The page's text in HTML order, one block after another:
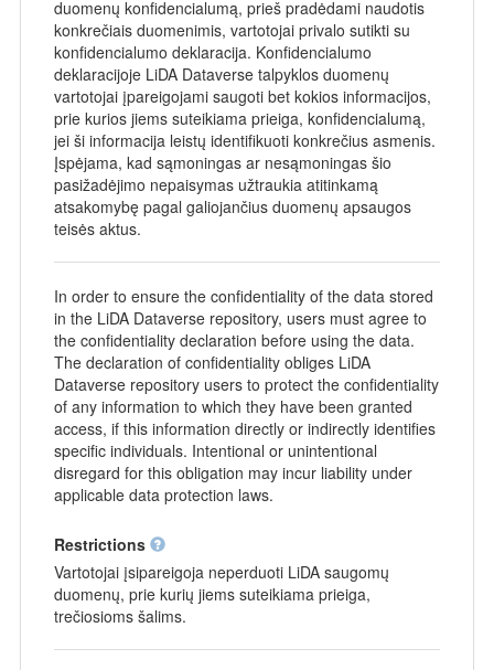
duomenų konfidencialumą, prieš pradėdami naudotis
konkrečiais duomenimis, vartotojai privalo sutikti su
konfidencialumo deklaracija. Konfidencialumo
deklaracijoje LiDA Dataverse talpyklos duomenų
vartotojai įpareigojami saugoti bet kokios informacijos,
prie kurios jiems suteikiama prieiga, konfidencialumą,
jei ši informacija leistų identifikuoti konkrečius asmenis.
Įspėjama, kad sąmoningas ar nesąmoningas šio
pasižadėjimo nepaisymas užtraukia atitinkamą
atsakomybę pagal galiojančius duomenų apsaugos
teisės aktus.
In order to ensure the confidentiality of the data stored
in the LiDA Dataverse repository, users must agree to
the confidentiality declaration before using the data.
The declaration of confidentiality obliges LiDA
Dataverse repository users to protect the confidentiality
of any information to which they have been granted
access, if this information directly or indirectly identifies
specific individuals. Intentional or unintentional
disregard for this obligation may incur liability under
applicable data protection laws.
Restrictions
Vartotojai įsipareigoja neperduoti LiDA saugomų
duomenų, prie kurių jiems suteikiama prieiga,
trečiosioms šalims.